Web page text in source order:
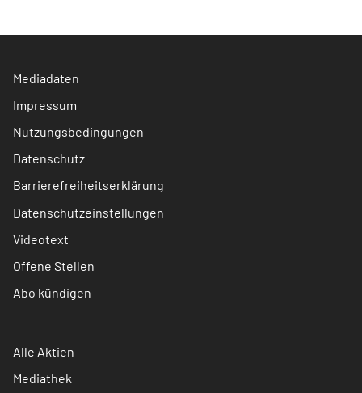
Mediadaten
Impressum
Nutzungsbedingungen
Datenschutz
Barrierefreiheitserklärung
Datenschutzeinstellungen
Videotext
Offene Stellen
Abo kündigen
Alle Aktien
Mediathek